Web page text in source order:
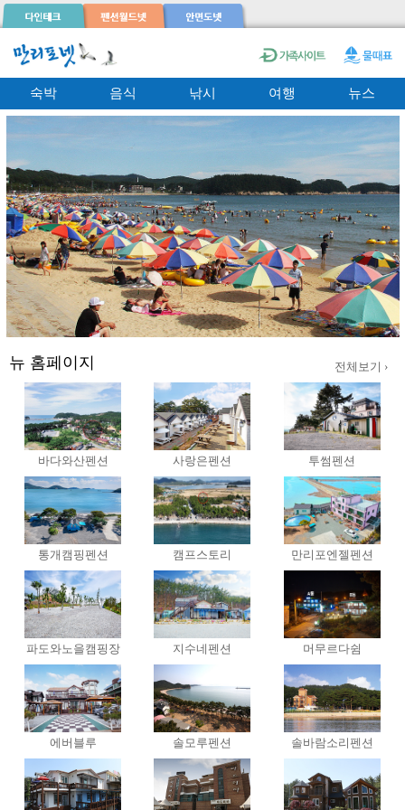
숙박 음식 낚시 여행 뉴스
뉴 홈페이지 전체보기 ›
바다와산펜션 사랑은펜션 투썸펜션
통개캠핑펜션 캠프스토리 만리포엔젤펜션
파도와노을캠핑장 지수네펜션 머무르다쉼
에버블루 솔모루펜션 솔바람소리펜션